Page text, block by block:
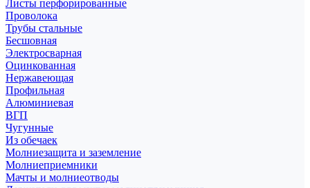
Листы перфорированные
Проволока
Трубы стальные
Бесшовная
Электросварная
Оцинкованная
Нержавеющая
Профильная
Алюминиевая
ВГП
Чугунные
Из обечаек
Молниезащита и заземление
Молниеприемники
Мачты и молниеотводы